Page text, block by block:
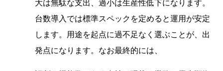
大は無駄な支出、過小は生産性低下になります。
台数導入では標準スペックを定めると運用が安定
します。用途を起点に過不足なく選ぶことが、出
発点になります。なお最終的には、